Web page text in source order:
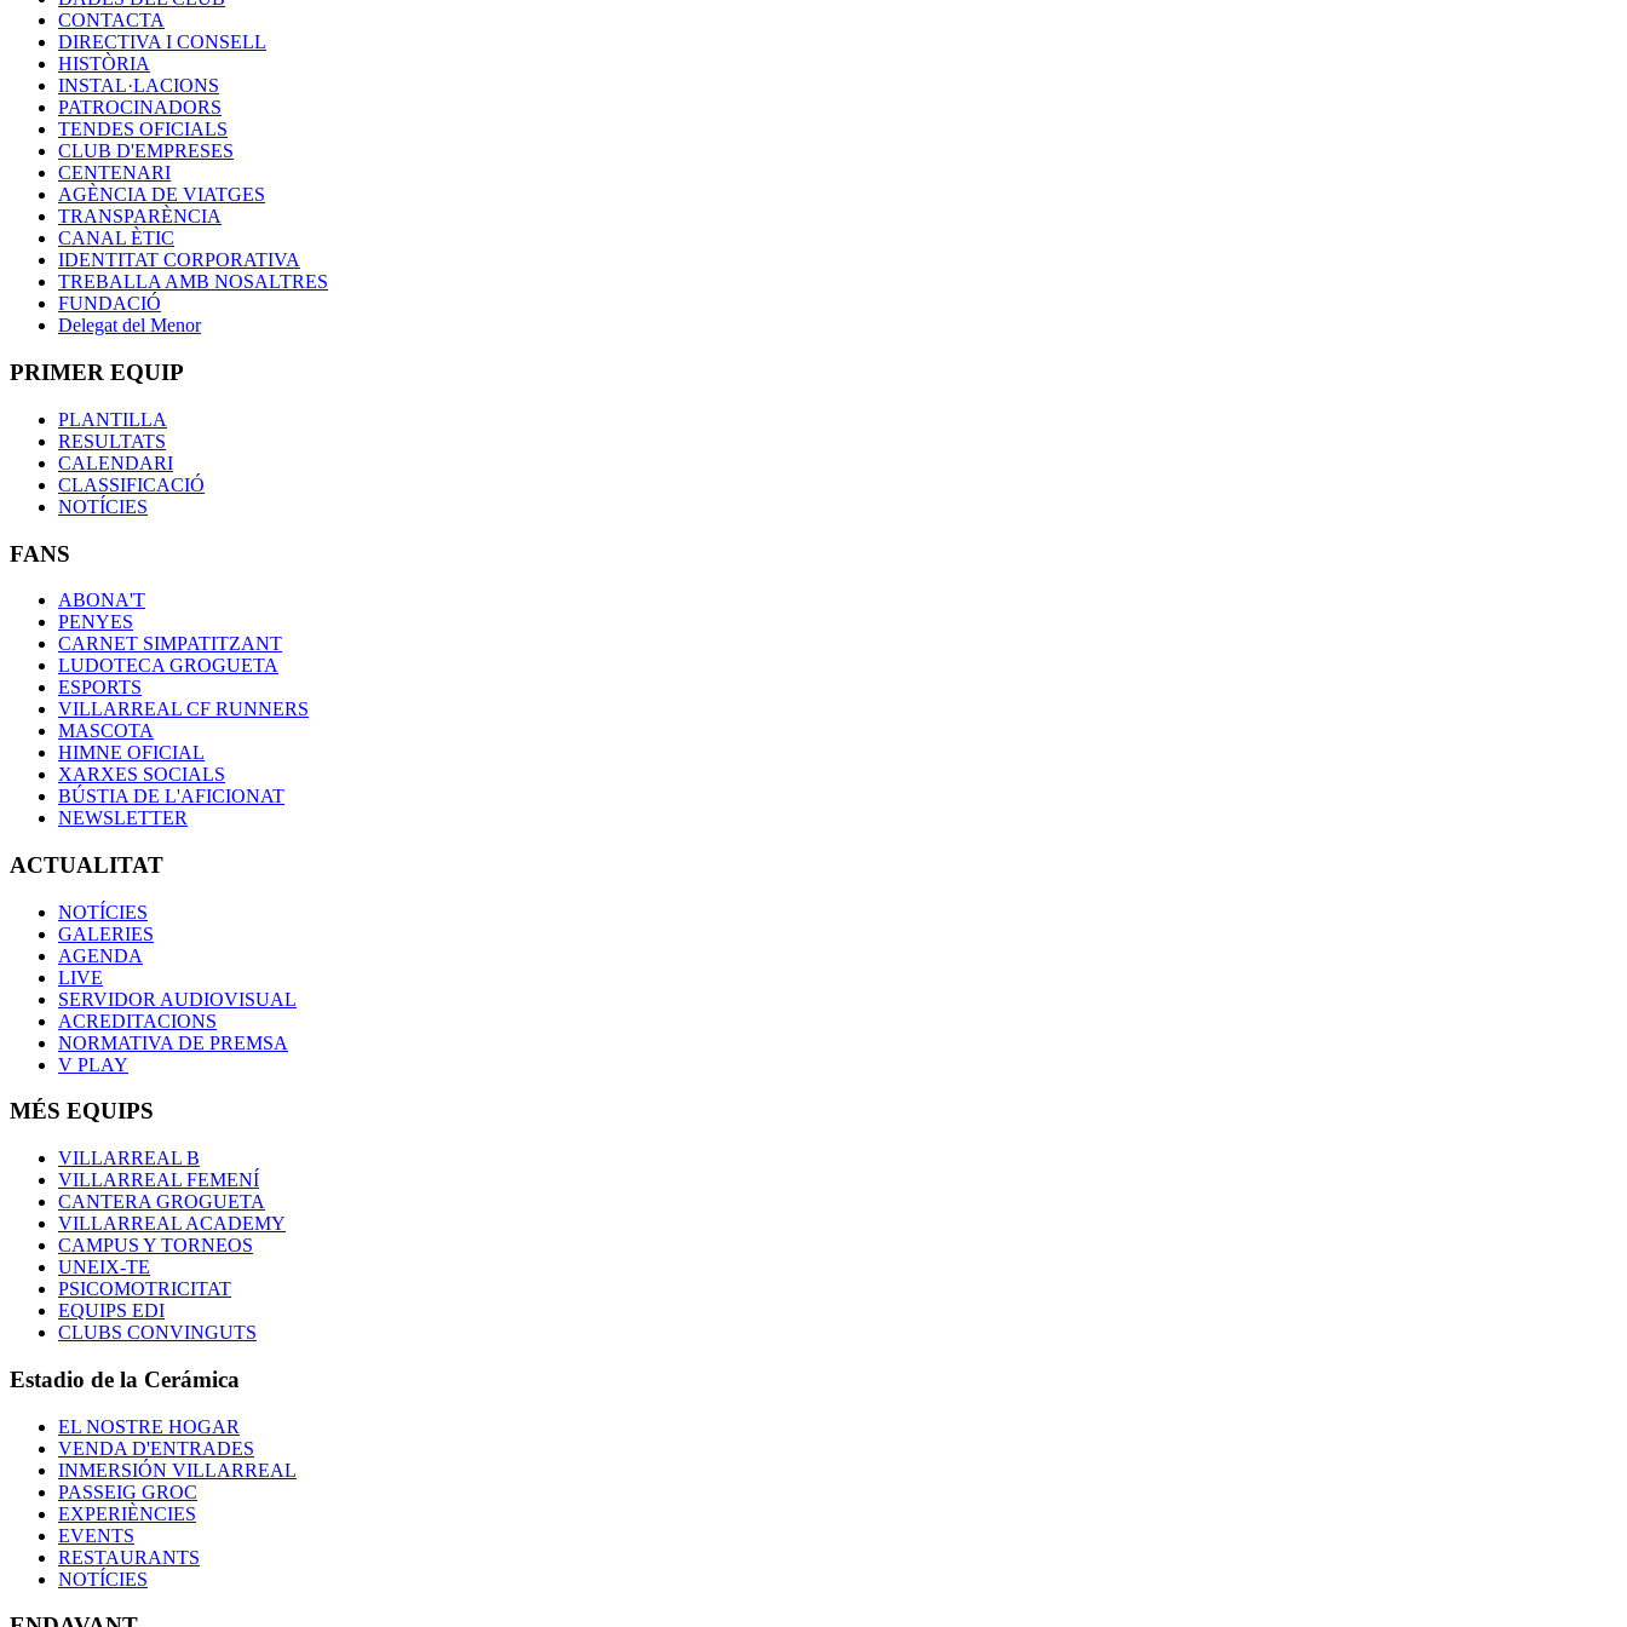
CONTACTA
DIRECTIVA I CONSELL
HISTÒRIA
INSTAL·LACIONS
PATROCINADORS
TENDES OFICIALS
CLUB D'EMPRESES
CENTENARI
AGÈNCIA DE VIATGES
TRANSPARÈNCIA
CANAL ÈTIC
IDENTITAT CORPORATIVA
TREBALLA AMB NOSALTRES
FUNDACIÓ
Delegat del Menor
PRIMER EQUIP
PLANTILLA
RESULTATS
CALENDARI
CLASSIFICACIÓ
NOTÍCIES
FANS
ABONA'T
PENYES
CARNET SIMPATITZANT
LUDOTECA GROGUETA
ESPORTS
VILLARREAL CF RUNNERS
MASCOTA
HIMNE OFICIAL
XARXES SOCIALS
BÚSTIA DE L'AFICIONAT
NEWSLETTER
ACTUALITAT
NOTÍCIES
GALERIES
AGENDA
LIVE
SERVIDOR AUDIOVISUAL
ACREDITACIONS
NORMATIVA DE PREMSA
V PLAY
MÉS EQUIPS
VILLARREAL B
VILLARREAL FEMENÍ
CANTERA GROGUETA
VILLARREAL ACADEMY
CAMPUS Y TORNEOS
UNEIX-TE
PSICOMOTRICITAT
EQUIPS EDI
CLUBS CONVINGUTS
Estadio de la Cerámica
EL NOSTRE HOGAR
VENDA D'ENTRADES
INMERSIÓN VILLARREAL
PASSEIG GROC
EXPERIÈNCIES
EVENTS
RESTAURANTS
NOTÍCIES